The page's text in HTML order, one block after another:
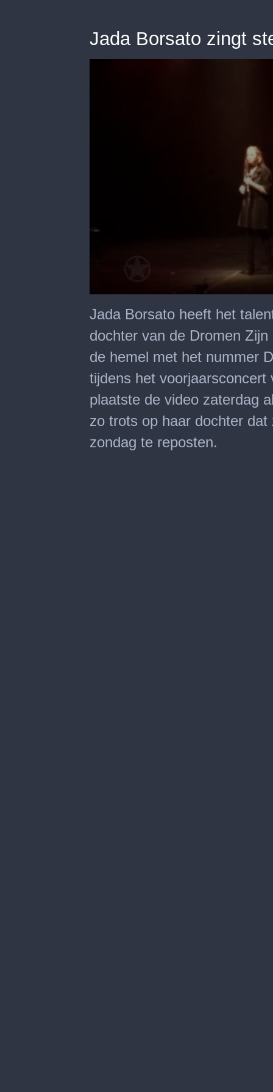
Jada Borsato zingt
seconds
of
minute,
seconds
Jada Borsato heeft het
dochter van de Dromen
de hemel met het nummer
tijdens het
plaatste de video zaterdag
zo trots op haar dochter
zondag te reposten.